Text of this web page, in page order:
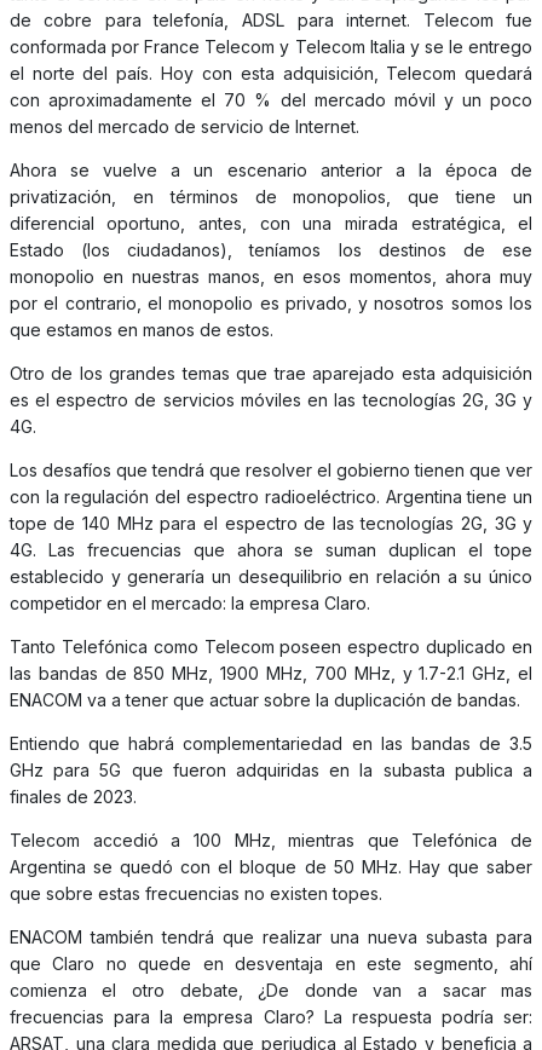
de cobre para telefonía, ADSL para internet. Telecom fue
conformada por France Telecom y Telecom Italia y se le entrego
el norte del país. Hoy con esta adquisición, Telecom quedará
con aproximadamente el 70 % del mercado móvil y un poco
menos del mercado de servicio de Internet.
Ahora se vuelve a un escenario anterior a la época de
privatización, en términos de monopolios, que tiene un
diferencial oportuno, antes, con una mirada estratégica, el
Estado (los ciudadanos), teníamos los destinos de ese
monopolio en nuestras manos, en esos momentos, ahora muy
por el contrario, el monopolio es privado, y nosotros somos los
que estamos en manos de estos.
Otro de los grandes temas que trae aparejado esta adquisición
es el espectro de servicios móviles en las tecnologías 2G, 3G y
4G.
Los desafíos que tendrá que resolver el gobierno tienen que ver
con la regulación del espectro radioeléctrico. Argentina tiene un
tope de 140 MHz para el espectro de las tecnologías 2G, 3G y
4G. Las frecuencias que ahora se suman duplican el tope
establecido y generaría un desequilibrio en relación a su único
competidor en el mercado: la empresa Claro.
Tanto Telefónica como Telecom poseen espectro duplicado en
las bandas de 850 MHz, 1900 MHz, 700 MHz, y 1.7-2.1 GHz, el
ENACOM va a tener que actuar sobre la duplicación de bandas.
Entiendo que habrá complementariedad en las bandas de 3.5
GHz para 5G que fueron adquiridas en la subasta publica a
finales de 2023.
Telecom accedió a 100 MHz, mientras que Telefónica de
Argentina se quedó con el bloque de 50 MHz. Hay que saber
que sobre estas frecuencias no existen topes.
ENACOM también tendrá que realizar una nueva subasta para
que Claro no quede en desventaja en este segmento, ahí
comienza el otro debate, ¿De donde van a sacar mas
frecuencias para la empresa Claro? La respuesta podría ser:
ARSAT, una clara medida que perjudica al Estado y beneficia a